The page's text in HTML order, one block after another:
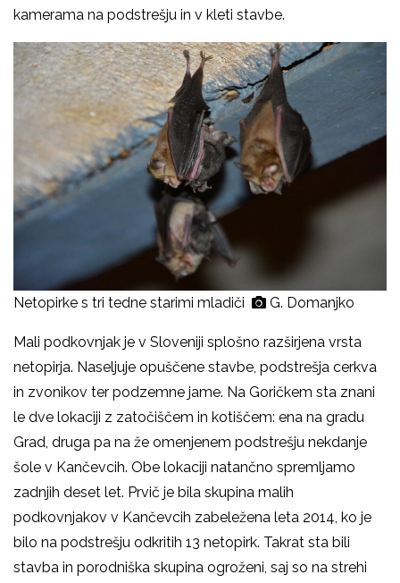
kamerama na podstrešju in v kleti stavbe.
Netopirke s tri tedne starimi mladiči G. Domanjko
Mali podkovnjak je v Sloveniji splošno razširjena vrsta
netopirja. Naseljuje opuščene stavbe, podstrešja cerkva
in zvonikov ter podzemne jame. Na Goričkem sta znani
le dve lokaciji z zatočiščem in kotiščem: ena na gradu
Grad, druga pa na že omenjenem podstrešju nekdanje
šole v Kančevcih. Obe lokaciji natančno spremljamo
zadnjih deset let. Prvič je bila skupina malih
podkovnjakov v Kančevcih zabeležena leta 2014, ko je
bilo na podstrešju odkritih 13 netopirk. Takrat sta bili
stavba in porodniška skupina ogroženi, saj so na strehi